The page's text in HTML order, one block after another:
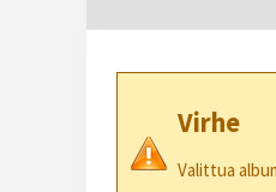
Virhe
Valittua